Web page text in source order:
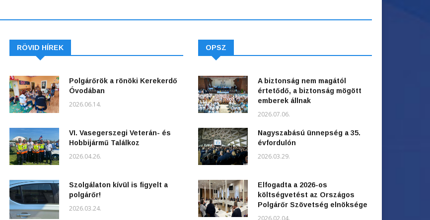
RÖVID HÍREK
Polgárőrök a rönöki Kerekerdő
Óvodában
2026.06.14.
VI. Vasegerszegi Veterán- és
Hobbijármű Találkoz
2026.04.26.
Szolgálaton kívül is figyelt a
polgárőr!
2026.03.24.
OPSZ
A biztonság nem magától
értetődő, a biztonság mögött
emberek állnak
2026.07.06.
Nagyszabású ünnepség a 35.
évfordulón
2026.03.29.
Elfogadta a 2026-os
költségvetést az Országos
Polgárőr Szövetség elnöksége